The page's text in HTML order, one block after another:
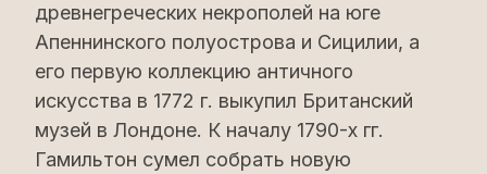
древнегреческих некрополей на юге
Апеннинского полуострова и Сицилии, а
его первую коллекцию античного
искусства в 1772 г. выкупил Британский
музей в Лондоне. К началу 1790-х гг.
Гамильтон сумел собрать новую